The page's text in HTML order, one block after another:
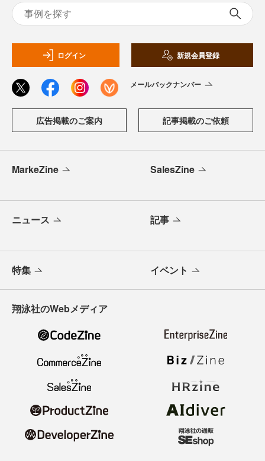
ログイン 新規会員登録
メールバックナンバー
広告掲載のご案内 記事掲載のご依頼
MarkeZine SalesZine
ニュース 記事
特集 イベント
翔泳社のWebメディア